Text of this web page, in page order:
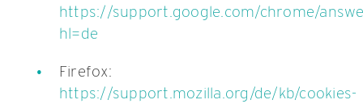
https://support.google.com/chrome/
hl=de
Firefox:
https://support.mozilla.org/de/kb/cookies-